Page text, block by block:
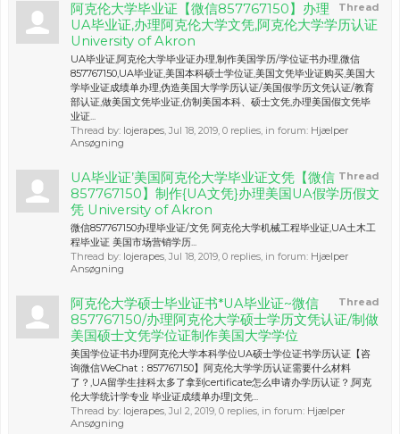
Thread
阿克伦大学毕业证【微信857767150】办理
UA毕业证,办理阿克伦大学文凭,阿克伦大学学历认证
University of Akron
UA毕业证,阿克伦大学毕业证办理,制作美国学历/学位证书办理,微信
857767150,UA毕业证,美国本科硕士学位证,美国文凭毕业证购买,美国大
学毕业证成绩单办理,伪造美国大学学历认证/美国假学历文凭认证/教育
部认证,做美国文凭毕业证,仿制美国本科、硕士文凭,办理美国假文凭毕
业证...
Thread by: lojerapes, Jul 18, 2019, 0 replies, in forum: Hjælper
Ansøgning
Thread
UA毕业证’美国阿克伦大学毕业证文凭【微信
857767150】制作{UA文凭}办理美国UA假学历假文
凭 University of Akron
微信857767150办理毕业证/文凭 阿克伦大学机械工程毕业证,UA土木工
程毕业证 美国市场营销学历...
Thread by: lojerapes, Jul 18, 2019, 0 replies, in forum: Hjælper
Ansøgning
Thread
阿克伦大学硕士毕业证书*UA毕业证~微信
857767150/办理阿克伦大学硕士学历文凭认证/制做
美国硕士文凭学位证制作美国大学学位
美国学位证书办理阿克伦大学本科学位UA硕士学位证书学历认证【咨
询微信WeChat：857767150】阿克伦大学学历认证需要什么材料
了？,UA留学生挂科太多了拿到certificate怎么申请办学历认证？,阿克
伦大学统计学专业 毕业证成绩单办理|文凭...
Thread by: lojerapes, Jul 2, 2019, 0 replies, in forum: Hjælper
Ansøgning